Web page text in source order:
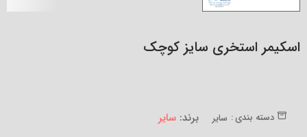
اسکیمر استخری سایز کوچک
دسته بندی : سایر برند: سایر